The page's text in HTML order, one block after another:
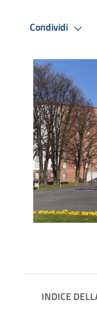
Condividi
INDICE